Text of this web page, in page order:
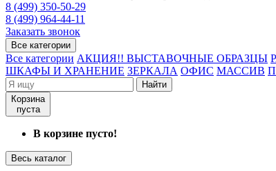
8 (499) 350-50-29
8 (499) 964-44-11
Заказать звонок
Все категории
Все категории АКЦИЯ!! ВЫСТАВОЧНЫЕ ОБРАЗЦЫ
ШКАФЫ И ХРАНЕНИЕ ЗЕРКАЛА ОФИС МАССИВ
Найти
Корзина
пуста
В корзине пусто!
Весь каталог